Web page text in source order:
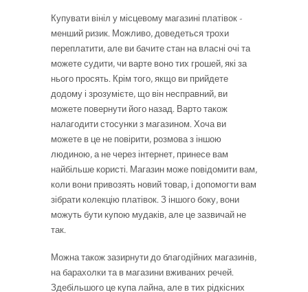
Купувати вініл у місцевому магазині платівок -
менший ризик. Можливо, доведеться трохи
переплатити, але ви бачите стан на власні очі та
можете судити, чи варте воно тих грошей, які за
нього просять. Крім того, якщо ви прийдете
додому і зрозумієте, що він несправний, ви
можете повернути його назад. Варто також
налагодити стосунки з магазином. Хоча ви
можете в це не повірити, розмова з іншою
людиною, а не через інтернет, принесе вам
найбільше користі. Магазин може повідомити вам,
коли вони привозять новий товар, і допомогти вам
зібрати колекцію платівок. З іншого боку, вони
можуть бути купою мудаків, але це зазвичай не
так.
Можна також зазирнути до благодійних магазинів,
на барахолки та в магазини вживаних речей.
Здебільшого це купа лайна, але в тих рідкісних